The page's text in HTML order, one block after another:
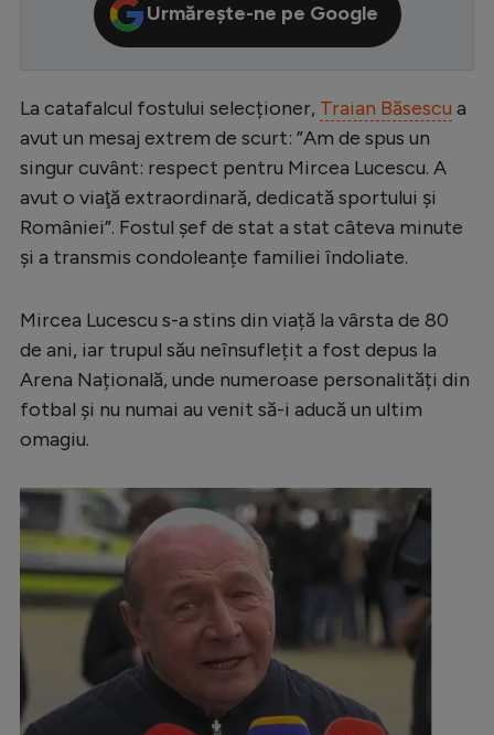
LaLiga
Bundesliga
Ligue 1
Campionate
Starurile fotbalului
EURO 2024
Stranieri
Clasamente
Handbal
Natație
Formula 1
Gimnastică
Auto
Urmărește-ne pe Google
La catafalcul fostului selecționer, Traian Băsescu a
avut un mesaj extrem de scurt: ”Am de spus un
singur cuvânt: respect pentru Mircea Lucescu. A
avut o viaţă extraordinară, dedicată sportului şi
României”. Fostul șef de stat a stat câteva minute
și a transmis condoleanțe familiei îndoliate.
Mircea Lucescu s-a stins din viață la vârsta de 80
de ani, iar trupul său neînsuflețit a fost depus la
Arena Națională, unde numeroase personalități din
fotbal și nu numai au venit să-i aducă un ultim
omagiu.